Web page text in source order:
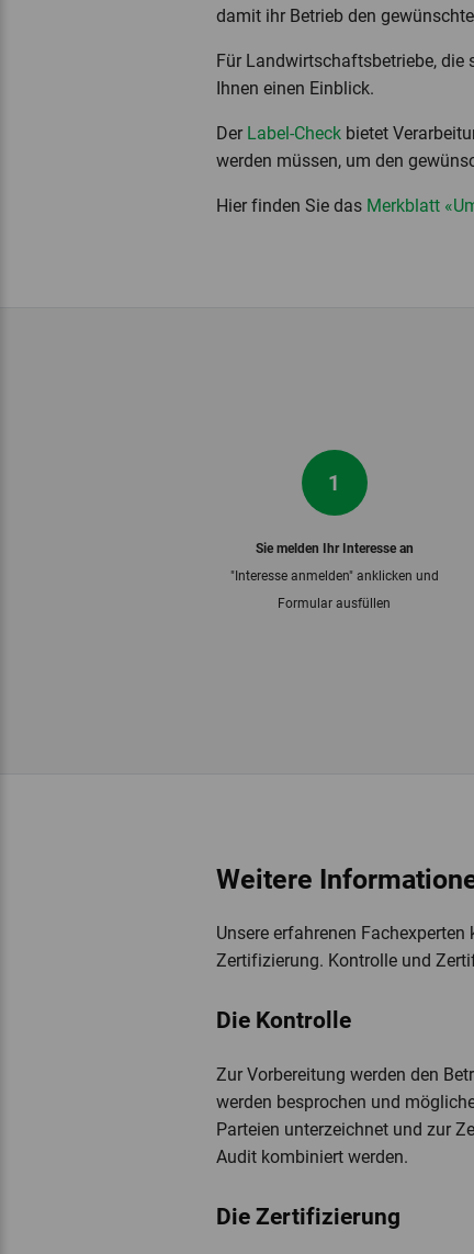
damit ihr Betrieb den
Für Landwirtschaftsbetriebe, die
Ihnen einen Einblick.
Der Label-Check bietet
werden müssen, um den
Hier finden Sie das Merkblatt
1
Sie melden Ihr Interesse an
"Interesse anmelden" anklicken und
Formular ausfüllen
Weitere
Unsere erfahrenen
Zertifizierung. Kontrolle und
Die Kontrolle
Zur Vorbereitung werden den
werden besprochen und
Parteien unterzeichnet und zur
Audit kombiniert werden.
Die Zertifizierung